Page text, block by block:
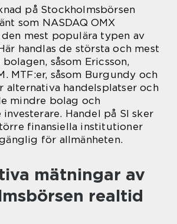
på Stockholmsbörsen
som NASDAQ OMX
mest populära typen av
handlas de största och mest
bolagen, såsom Ericsson,
MTF:er, såsom Burgundy och
alternativa handelsplatser och
mindre bolag och
Handel på SI sker
finansiella institutioner
för allmänheten.
mätningar av
realtid